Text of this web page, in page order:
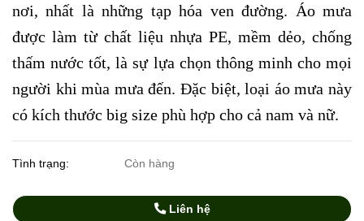
nơi, nhất là những tạp hóa ven đường. Áo mưa
được làm từ chất liệu nhựa PE, mềm dẻo, chống
thấm nước tốt, là sự lựa chọn thông minh cho mọi
người khi mùa mưa đến. Đặc biệt, loại áo mưa này
có kích thước big size phù hợp cho cả nam và nữ.
Tình trạng: Còn hàng
Liên hệ